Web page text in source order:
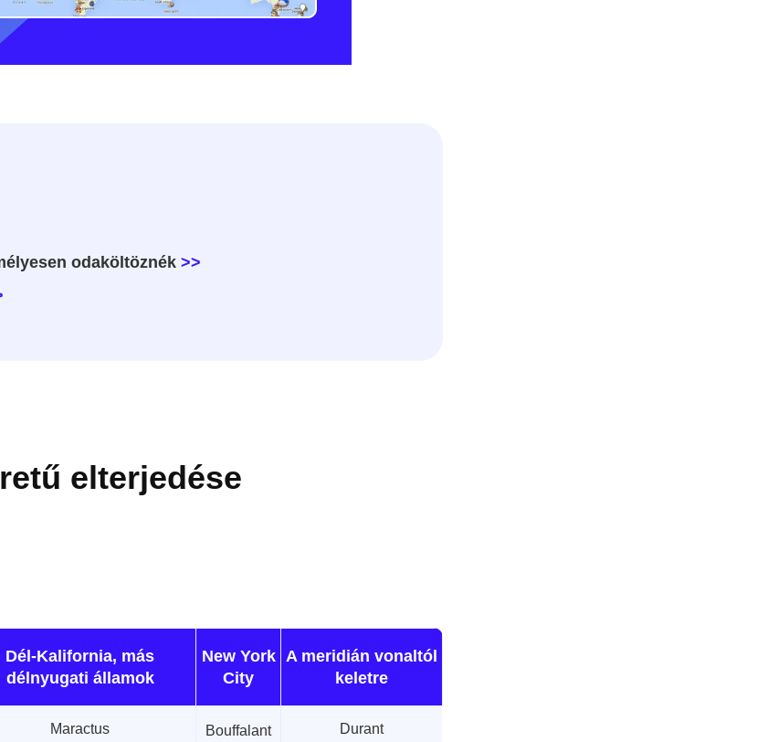
odaköltöznék >>
elterjedése
Dél-Kalifornia, más
délnyugati államok
New York
City
A meridián vonaltól
keletre
Maractus Bouffalant Durant